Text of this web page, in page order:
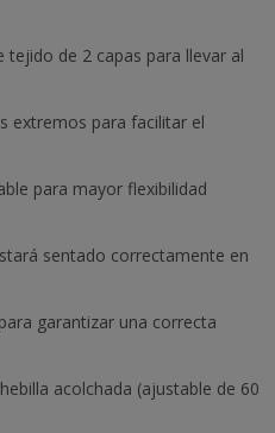
tejido de 2 capas para llevar al
extremos para facilitar el
para mayor flexibilidad
sentado correctamente en
garantizar una correcta
acolchada (ajustable de 60